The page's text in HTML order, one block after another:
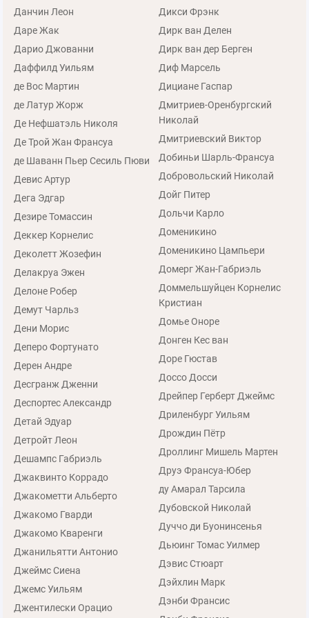
Данчин Леон
Даре Жак
Дарио Джованни
Даффилд Уильям
де Вос Мартин
де Латур Жорж
Де Нефшатэль Николя
Де Трой Жан Франсуа
де Шаванн Пьер Сесиль Пюви
Девис Артур
Дега Эдгар
Дезире Томассин
Деккер Корнелис
Деколетт Жозефин
Делакруа Эжен
Делоне Робер
Демут Чарльз
Дени Морис
Деперо Фортунато
Дерен Андре
Десгранж Дженни
Деспортес Александр
Детай Эдуар
Детройт Леон
Дешампс Габриэль
Джаквинто Коррадо
Джакометти Альберто
Джакомо Гварди
Джакомо Кваренги
Джанильятти Антонио
Джеймс Сиена
Джемс Уильям
Джентилески Орацио
Дикси Фрэнк
Дирк ван Делен
Дирк ван дер Берген
Диф Марсель
Дициане Гаспар
Дмитриев-Оренбургский
Николай
Дмитриевский Виктор
Добиньи Шарль-Франсуа
Добровольский Николай
Дойг Питер
Дольчи Карло
Доменикино
Доменикино Цампьери
Домерг Жан-Габриэль
Доммельшуйцен Корнелис
Кристиан
Домье Оноре
Донген Кес ван
Доре Гюстав
Доссо Досси
Дрейпер Герберт Джеймс
Дриленбург Уильям
Дрождин Пётр
Дроллинг Мишель Мартен
Друэ Франсуа-Юбер
ду Амарал Тарсила
Дубовской Николай
Дуччо ди Буонинсенья
Дьюинг Томас Уилмер
Дэвис Стюарт
Дэйхлин Марк
Дэнби Франсис